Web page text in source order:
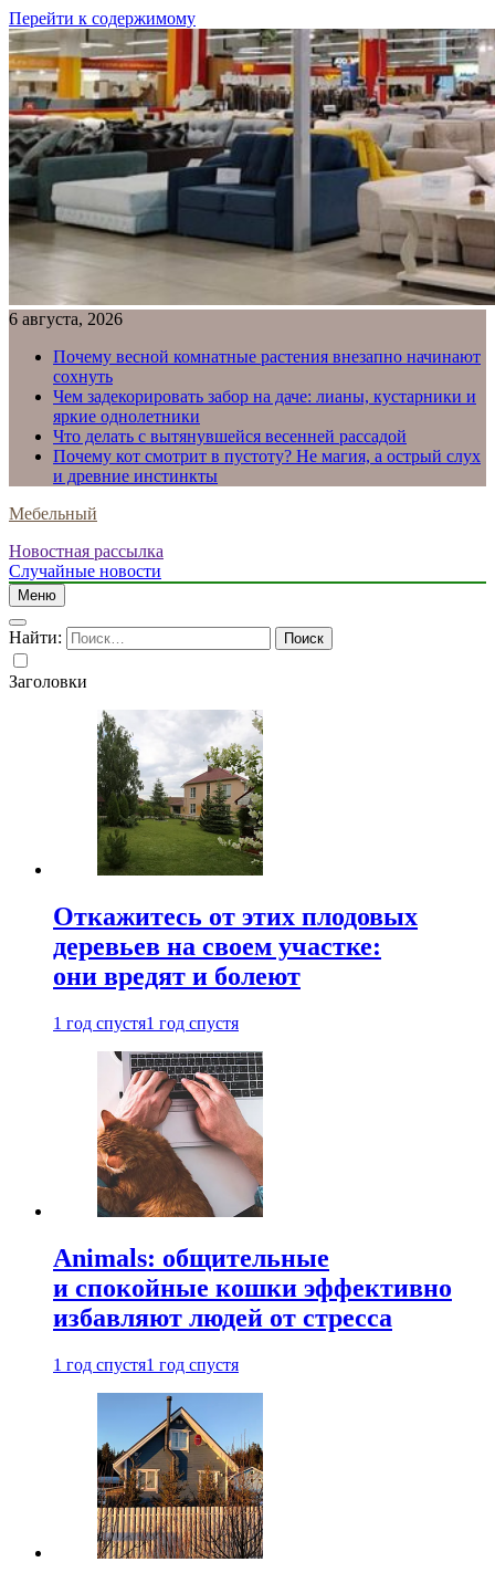
Перейти к содержимому
6 августа, 2026
Почему весной комнатные растения внезапно начинают
сохнуть
Чем задекорировать забор на даче: лианы, кустарники и
яркие однолетники
Что делать с вытянувшейся весенней рассадой
Почему кот смотрит в пустоту? Не магия, а острый слух
и древние инстинкты
Мебельный
Новостная рассылка
Случайные новости
Меню
Найти:
Заголовки
Откажитесь от этих плодовых
деревьев на своем участке:
они вредят и болеют
1 год спустя1 год спустя
Animals: общительные
и спокойные кошки эффективно
избавляют людей от стресса
1 год спустя1 год спустя